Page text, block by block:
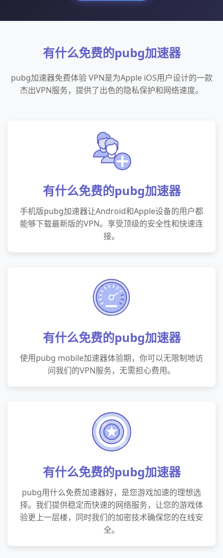
有什么免费的pubg加速器
pubg加速器免费体验 VPN是为Apple iOS用户设计的一款
杰出VPN服务，提供了出色的隐私保护和网络速度。
有什么免费的pubg加速器
手机版pubg加速器让Android和Apple设备的用户都
能够下载最新版的VPN。享受顶级的安全性和快速连
接。
有什么免费的pubg加速器
使用pubg mobile加速器体验期，你可以无限制地访
问我们的VPN服务，无需担心费用。
有什么免费的pubg加速器
pubg用什么免费加速器好，是您游戏加速的理想选
择。我们提供稳定而快速的网络服务，让您的游戏体
验更上一层楼，同时我们的加密技术确保您的在线安
全。